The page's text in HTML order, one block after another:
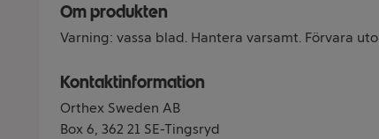
Om produkten
Varning: vassa blad. Hantera varsamt. Förvara
Kontaktinformation
Orthex Sweden AB
Box 6, 362 21 SE-Tingsryd